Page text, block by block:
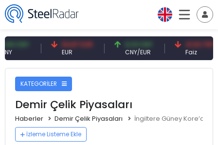
54,87 EUR 0,13 CNY
CNY/EUR
41,53 TRY
KATEGORİLER
Demir Çelik Piyasaları
Haberler Demir Çelik Piyasaları İngiltere Güney
İzleme Listeme Ekle